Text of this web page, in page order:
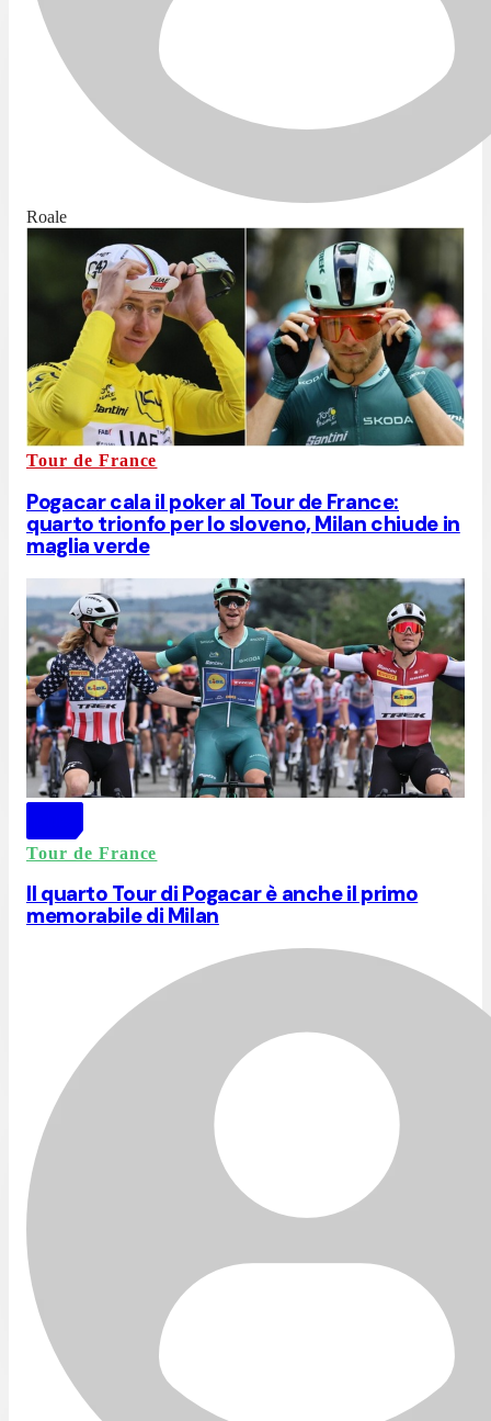
Roale
Tour de France
Pogacar cala il poker al Tour de France:
quarto trionfo per lo sloveno, Milan chiude in
maglia verde
Tour de France
Il quarto Tour di Pogacar è anche il primo
memorabile di Milan